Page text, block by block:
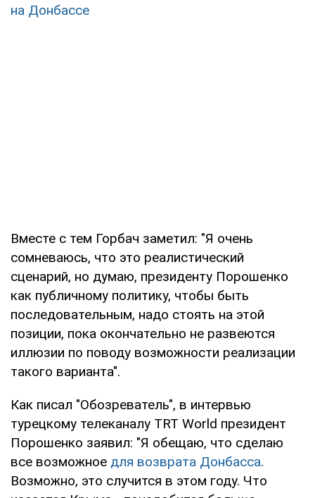
на Донбассе
Вместе с тем Горбач заметил: "Я очень
сомневаюсь, что это реалистический
сценарий, но думаю, президенту Порошенко
как публичному политику, чтобы быть
последовательным, надо стоять на этой
позиции, пока окончательно не развеются
иллюзии по поводу возможности реализации
такого варианта".
Как писал "Обозреватель", в интервью
турецкому телеканалу TRT World президент
Порошенко заявил: "Я обещаю, что сделаю
все возможное для возврата Донбасса.
Возможно, это случится в этом году. Что